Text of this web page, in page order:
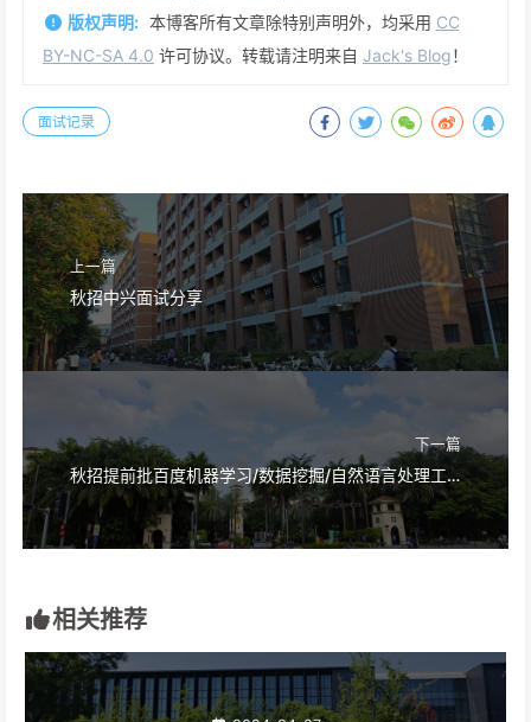
版权声明: 本博客所有文章除特别声明外，均采用 CC
BY-NC-SA 4.0 许可协议。转载请注明来自 Jack's Blog！
面试记录
上一篇
秋招中兴面试分享
下一篇
秋招提前批百度机器学习/数据挖掘/自然语言处理工程师面试分享
相关推荐